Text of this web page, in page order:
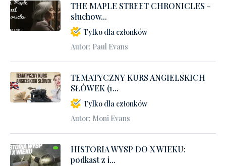
THE MAPLE STREET CHRONICLES -
słuchow...
Tylko dla członków
Autor: Paul Evans
TEMATYCZNY KURS ANGIELSKICH
SŁÓWEK (1...
Tylko dla członków
Autor: Moni Evans
HISTORIA WYSP DO X WIEKU:
podkast z i...